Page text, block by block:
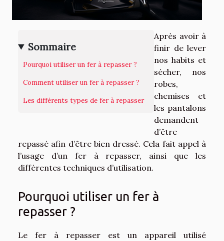
Sommaire
Pourquoi utiliser un fer à repasser ?
Comment utiliser un fer à repasser ?
Les différents types de fer à repasser
Après avoir à
finir de lever
nos habits et
sécher, nos
robes,
chemises et
les pantalons
demandent
d’être
repassé afin d’être bien dressé. Cela fait appel à
l’usage d’un fer à repasser, ainsi que les
différentes techniques d’utilisation.
Pourquoi utiliser un fer à
repasser ?
Le fer à repasser est un appareil utilisé